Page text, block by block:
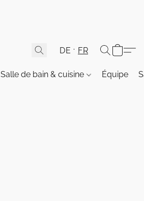
DE FR
Salle de bain & cuisine Équipe